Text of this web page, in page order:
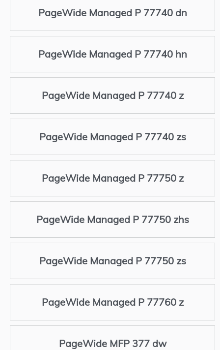
PageWide Managed P 77740 dn
PageWide Managed P 77740 hn
PageWide Managed P 77740 z
PageWide Managed P 77740 zs
PageWide Managed P 77750 z
PageWide Managed P 77750 zhs
PageWide Managed P 77750 zs
PageWide Managed P 77760 z
PageWide MFP 377 dw